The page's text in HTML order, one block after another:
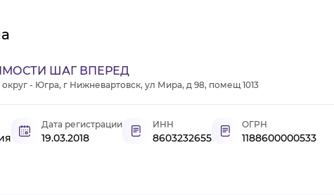
ШАГ ВПЕРЕД
- Югра, г Нижневартовск, ул Мира, д 98, помещ 1013
Дата регистрации
19.03.2018
ИНН
8603232655
ОГРН
1188600000533